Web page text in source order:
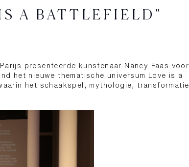
A BATTLEFIELD”
presenteerde kunstenaar Nancy Faas voor
het nieuwe thematische universum Love is a
het schaakspel, mythologie, transformatie